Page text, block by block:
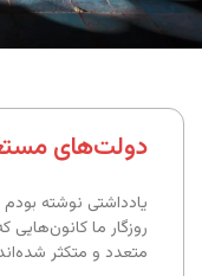
دولت‌های
یادداشتی نوشته
روزگار ما کانون‌هایی
متعدد و متکثر